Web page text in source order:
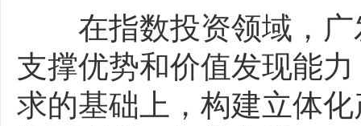
在指数投资领域，广
支撑优势和价值发现能
求的基础上，构建立体